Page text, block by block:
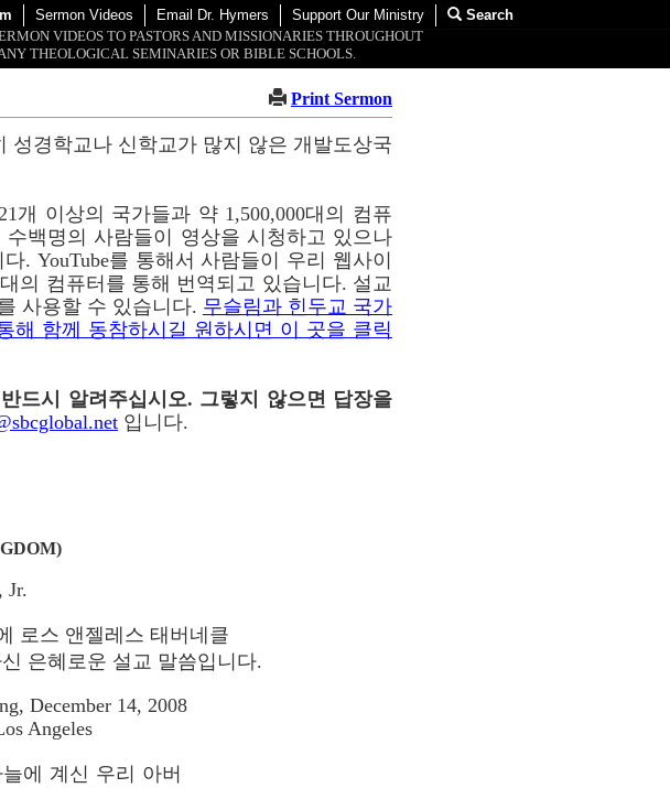
Sermon Videos Email Dr. Hymers Support Our Ministry
Search
VIDEOS TO PASTORS AND MISSIONARIES THROUGHOUT
THEOLOGICAL SEMINARIES OR BIBLE SCHOOLS.
Print Sermon
경학교나 신학교가 많지 않은 개발도상국
개 이상의 국가들과 약 1,500,000대의 컴퓨
백명의 사람들이 영상을 시청하고 있으나
. YouTube를 통해서 사람들이 우리 웹사이
의 컴퓨터를 통해 번역되고 있습니다. 설교
사용할 수 있습니다. 무슬림과 힌두교 국가
해 함께 동참하시길 원하시면 이 곳을 클릭
드시 알려주십시오. 그렇지 않으면 답장을
입니다.
Jr.
로스 앤젤레스 태버네클
은혜로운 설교 말씀입니다.
December 14, 2008
Angeles
에 계신 우리 아버